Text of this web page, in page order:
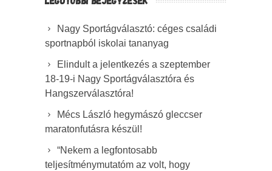
Nagy Sportágválasztó: céges családi
sportnapból iskolai tananyag
Elindult a jelentkezés a szeptember
18-19-i Nagy Sportágválasztóra és
Hangszerválasztóra!
Mécs László hegymászó gleccser
maratonfutásra készül!
“Nekem a legfontosabb
teljesítménymutatóm az volt, hogy